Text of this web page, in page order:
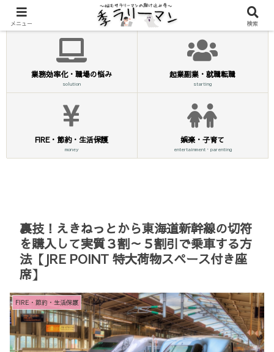
業務効率化・職場の悩み
solution
起業副業・就職転職
starting
FIRE・節約・生活保護
money
娯楽・子育て
entertainment・parenting
裏技！えきねっとから東海道新幹線の切符
を購入して実質３割～５割引で乗車する方
法【JRE POINT 特大荷物スペース付き座
席】
FIRE・節約・生活保護
メニュー 検索